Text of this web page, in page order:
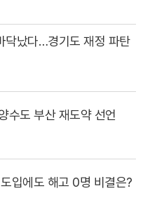
닥났다…경기도 재정 파탄
수도 부산 재도약 선언
입에도 해고 0명 비결은?